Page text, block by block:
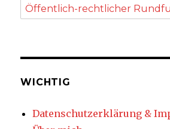
Öffentlich-rechtlicher
WICHTIG
Datenschutzerklärung &